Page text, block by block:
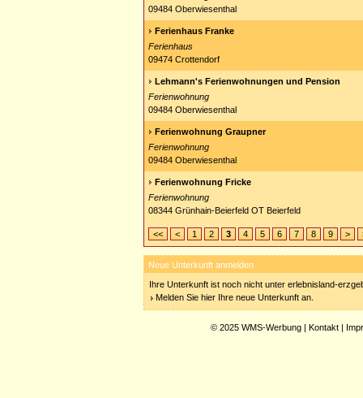
09484 Oberwiesenthal
Ferienhaus Franke
Ferienhaus
09474 Crottendorf
Lehmann's Ferienwohnungen und Pension
Ferienwohnung
09484 Oberwiesenthal
Ferienwohnung Graupner
Ferienwohnung
09484 Oberwiesenthal
Ferienwohnung Fricke
Ferienwohnung
08344 Grünhain-Beierfeld OT Beierfeld
<< < 1 2 3 4 5 6 7 8 9 >
Neue Unterkunft anmelden
Ihre Unterkunft ist noch nicht unter erlebnisland-
Melden Sie hier Ihre neue Unterkunft an.
© 2025 WMS-Werbung | Kontakt |